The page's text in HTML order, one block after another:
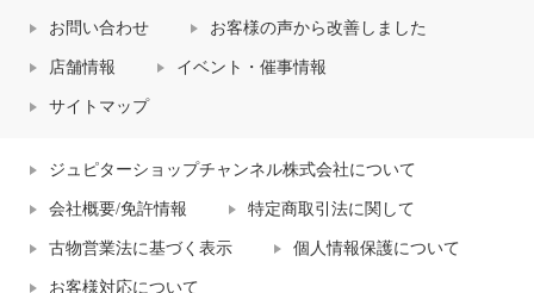
お問い合わせ お客様の声から改善しました
店舗情報 イベント・催事情報
サイトマップ
ジュピターショップチャンネル株式会社について
会社概要/免許情報 特定商取引法に関して
古物営業法に基づく表示 個人情報保護について
お客様対応について